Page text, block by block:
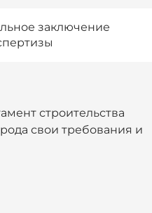
заключение
строительства
свои требования и